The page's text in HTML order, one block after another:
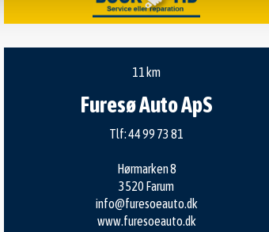
11 km
Furesø Auto ApS
Tlf:44 99 73 81
Hørmarken 8
3520 Farum
info@furesoeauto.dk
www.furesoeauto.dk